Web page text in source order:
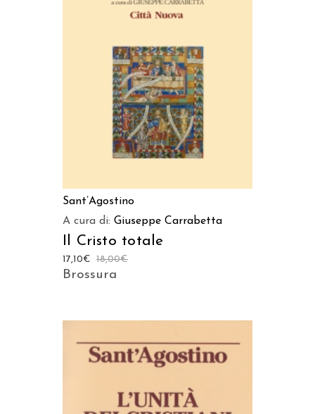
Sant’Agostino
A cura di: Giuseppe Carrabetta
Il Cristo totale
18,00€
17,10€
Brossura